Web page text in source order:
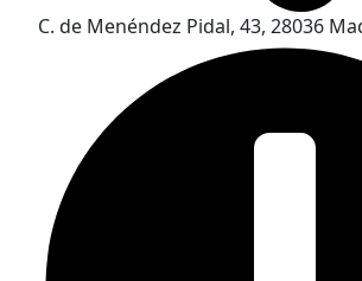
C. de Menéndez Pidal, 43, 28036